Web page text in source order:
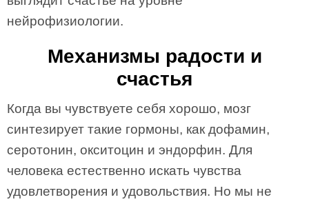
нейрофизиологии.
Механизмы радости и
счастья
Когда вы чувствуете себя хорошо, мозг
синтезирует такие гормоны, как дофамин,
серотонин, окситоцин и эндорфин. Для
человека естественно искать чувства
удовлетворения и удовольствия. Но мы не